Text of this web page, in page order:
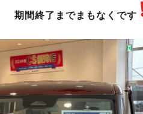
期間終了までまもなくです